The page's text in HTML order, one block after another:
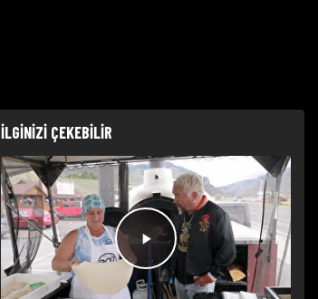
İLGİNİZİ ÇEKEBİLİR